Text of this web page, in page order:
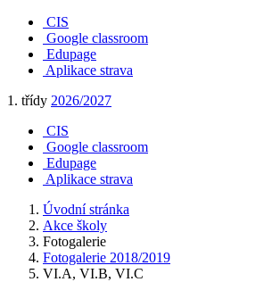
CIS
Google classroom
Edupage
Aplikace strava
1. třídy 2026/2027
CIS
Google classroom
Edupage
Aplikace strava
Úvodní stránka
Akce školy
Fotogalerie
Fotogalerie 2018/2019
VI.A, VI.B, VI.C